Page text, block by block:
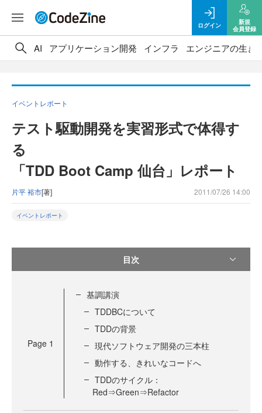
ログイン
新規
会員登録
AI アプリケーション開発 インフラ エンジニアの生き
イベントレポート
テスト駆動開発を実習形式で体得す
る
「TDD Boot Camp 仙台」レポート
片平 裕市[著] 2011/07/26 14:00
イベントレポート
目次
Page 1
基調講演
TDDBCについて
TDDの背景
現代ソフトウェア開発の三本柱
動作する、きれいなコードへ
TDDのサイクル：
Red⇒Green⇒Refactor